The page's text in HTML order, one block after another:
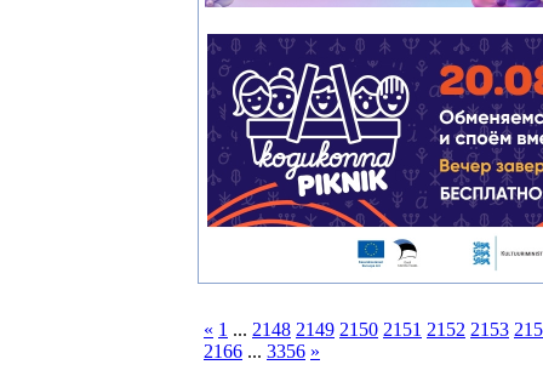
« 1 ... 2148 2149 2150 2151 2152 2153
2166 ... 3356 »